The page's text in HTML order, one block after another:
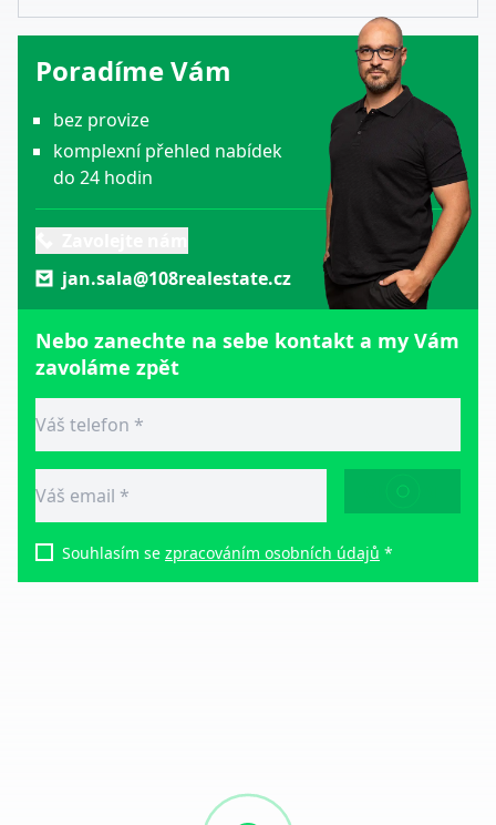
Poradíme Vám
bez provize
komplexní přehled nabídek
do 24 hodin
jan.sala@108realestate.cz
Nebo zanechte na sebe kontakt a my Vám
zavoláme zpět
ODESLAT
Souhlasím se zpracováním osobních údajů *